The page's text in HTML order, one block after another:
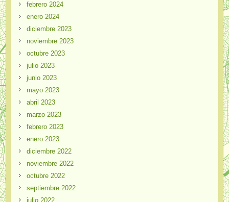
febrero 2024
enero 2024
diciembre 2023
noviembre 2023
octubre 2023
julio 2023
junio 2023
mayo 2023
abril 2023
marzo 2023
febrero 2023
enero 2023
diciembre 2022
noviembre 2022
octubre 2022
septiembre 2022
julio 2022